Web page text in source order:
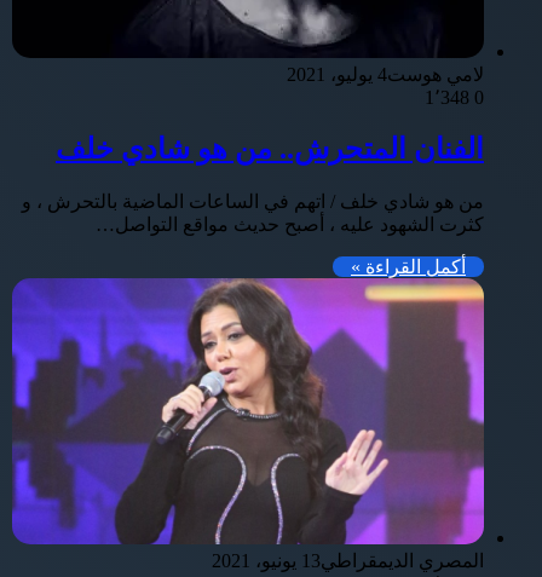
لامي هوست4 يوليو، 2021
0
الفنان المتحرش.. من هو شادي خلف
من هو شادي خلف / اتهم في الساعات الماضية بالتحرش ، و
كثرت الشهود عليه ، أصبح حديث مواقع التواصل…
أكمل القراءة »
المصري الديمقراطي13 يونيو، 2021